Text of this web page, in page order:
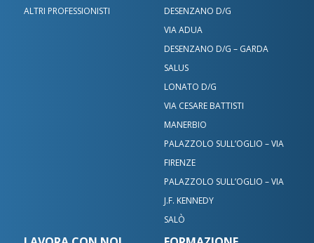
ALTRI PROFESSIONISTI
DESENZANO D/G
VIA ADUA
DESENZANO D/G – GARDA
SALUS
LONATO D/G
VIA CESARE BATTISTI
MANERBIO
PALAZZOLO SULL’OGLIO – VIA
FIRENZE
PALAZZOLO SULL’OGLIO – VIA
J.F. KENNEDY
SALÒ